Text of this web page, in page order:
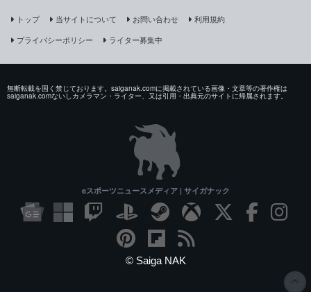
トップ 当サイトについて お問い合わせ
利用規約
プライバシーポリシー
ライター募集中
無断転載を固く禁じております。saiganak.comに掲載されている画像・文章等の著作権は
saiganak.comないしカメラマン・ライター、又は引用・出典元のサイトに帰属されます。
eスポーツニュースメディア | サイガナック
© Saiga NAK